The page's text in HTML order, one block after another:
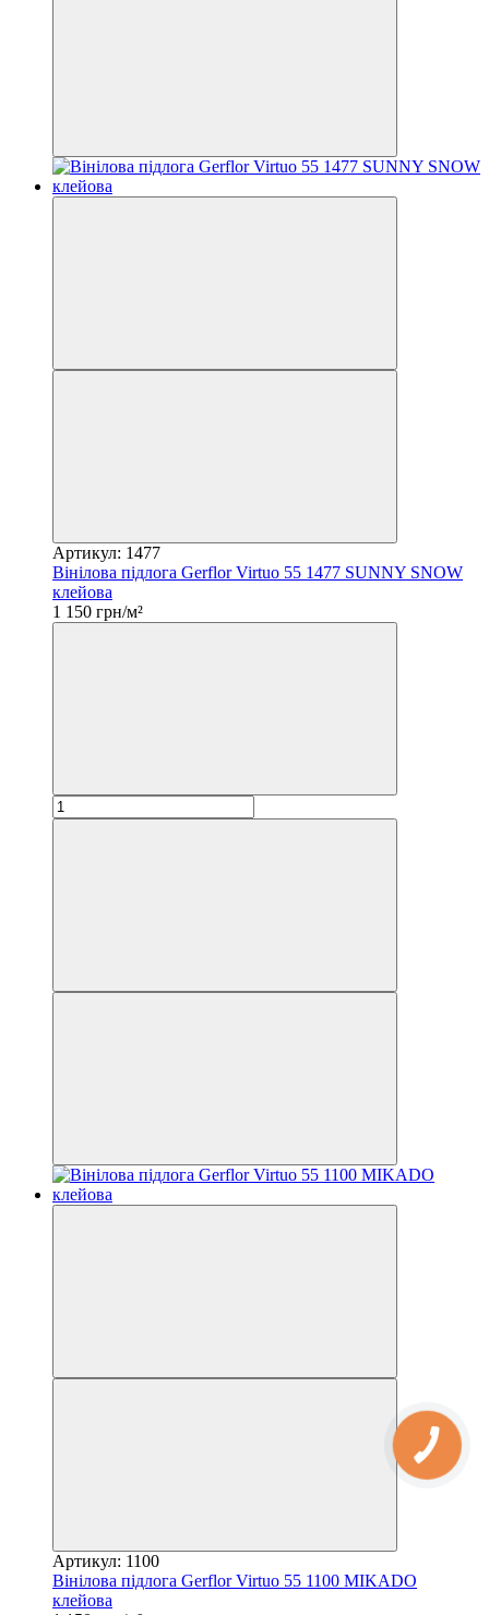
Артикул: 1477
Вінілова підлога Gerflor Virtuo 55 1477 SUNNY SNOW
клейова
1 150 грн/м²
Артикул: 1100
Вінілова підлога Gerflor Virtuo 55 1100 MIKADO
клейова